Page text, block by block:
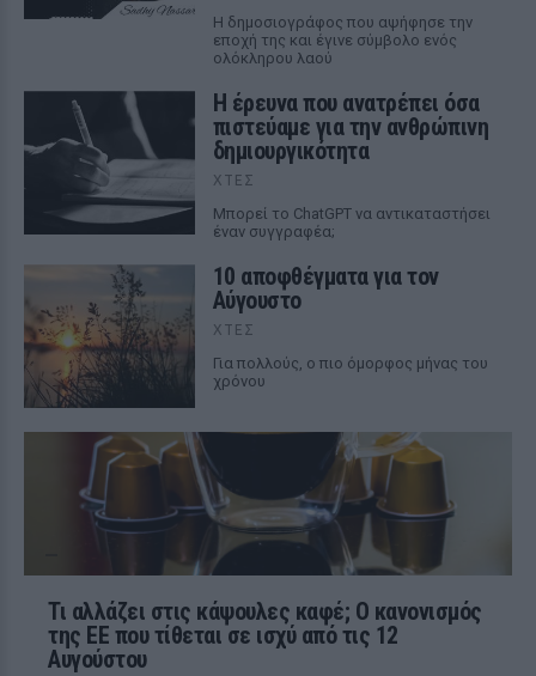
Η δημοσιογράφος που αψήφησε την
εποχή της και έγινε σύμβολο ενός
ολόκληρου λαού
Η έρευνα που ανατρέπει όσα
πιστεύαμε για την ανθρώπινη
δημιουργικότητα
ΧΤΕΣ
Mπορεί το ChatGPT να αντικαταστήσει
έναν συγγραφέα;
10 αποφθέγματα για τον
Αύγουστο
ΧΤΕΣ
Για πολλούς, ο πιο όμορφος μήνας του
χρόνου
Τι αλλάζει στις κάψουλες καφέ; Ο κανονισμός
της ΕΕ που τίθεται σε ισχύ από τις 12
Αυγούστου